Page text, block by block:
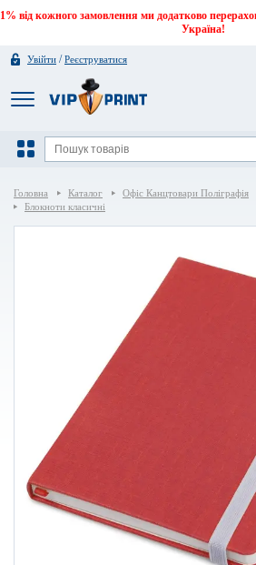
1% від кожного замовлення ми додатково
Україна!
Увійти /Реєструватися
Головна Каталог Офіс Канцтовари Поліграфія
Блокноти класичні